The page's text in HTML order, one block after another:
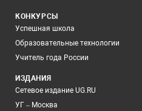
КОНКУРСЫ
Успешная школа
Образовательные технологии
Учитель года России
ИЗДАНИЯ
Сетевое издание UG.RU
УГ – Москва